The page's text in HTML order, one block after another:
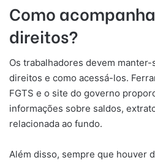
Como
direitos?
Os trabalhadores devem
direitos e como acessá-los.
FGTS e o site do governo
informações sobre saldos,
relacionada ao fundo.
Além disso, sempre que houver